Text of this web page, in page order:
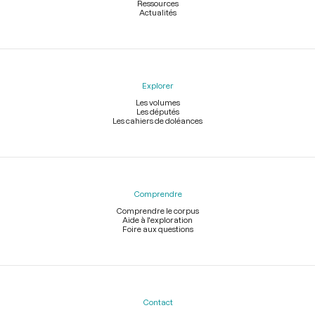
Ressources
Actualités
Explorer
Les volumes
Les députés
Les cahiers de doléances
Comprendre
Comprendre le corpus
Aide à l'exploration
Foire aux questions
Contact